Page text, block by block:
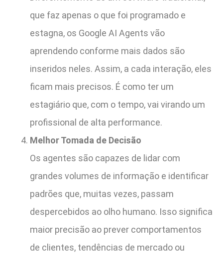
que faz apenas o que foi programado e
estagna, os Google AI Agents vão
aprendendo conforme mais dados são
inseridos neles. Assim, a cada interação, eles
ficam mais precisos. É como ter um
estagiário que, com o tempo, vai virando um
profissional de alta performance.
Melhor Tomada de Decisão
Os agentes são capazes de lidar com
grandes volumes de informação e identificar
padrões que, muitas vezes, passam
despercebidos ao olho humano. Isso significa
maior precisão ao prever comportamentos
de clientes, tendências de mercado ou